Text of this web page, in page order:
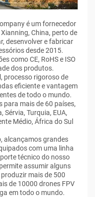
é um fornecedor
China, perto de
desenvolver e fabricar
desde 2015.
como CE, RoHS e ISO
dos produtos.
processo rigoroso de
eficiente e vantagem
de todo o mundo.
mais de 60 países,
Sérvia, Turquia, EUA,
Médio, África do Sul
alcançamos grandes
com uma linha
técnico do nosso
assumir alguns
mais de 500
de 10000 drones FPV
em todo o mundo.